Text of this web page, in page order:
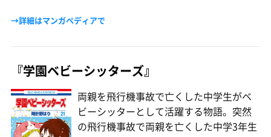
→詳細はマンガペディアで
『学園ベビーシッターズ』
両親を飛行機事故で亡くした中学生がベ
ビーシッターとして活躍する物語。突然
の飛行機事故で両親を亡くした中学3年生